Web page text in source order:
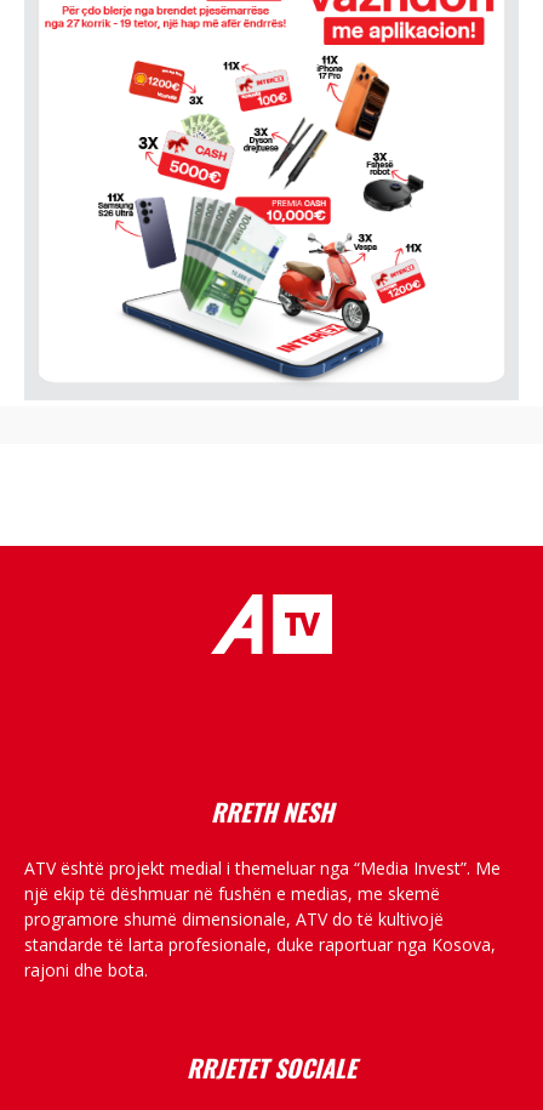
RRETH NESH
ATV është projekt medial i themeluar nga “Media Invest”. Me
një ekip të dëshmuar në fushën e medias, me skemë
programore shumë dimensionale, ATV do të kultivojë
standarde të larta profesionale, duke raportuar nga Kosova,
rajoni dhe bota.
RRJETET SOCIALE